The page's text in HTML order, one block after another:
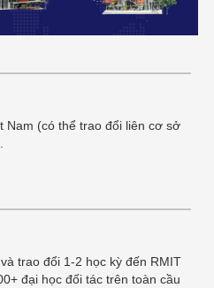
Nam (có thể trao đổi liên cơ sở
trao đổi 1-2 học kỳ đến RMIT
đại học đối tác trên toàn cầu